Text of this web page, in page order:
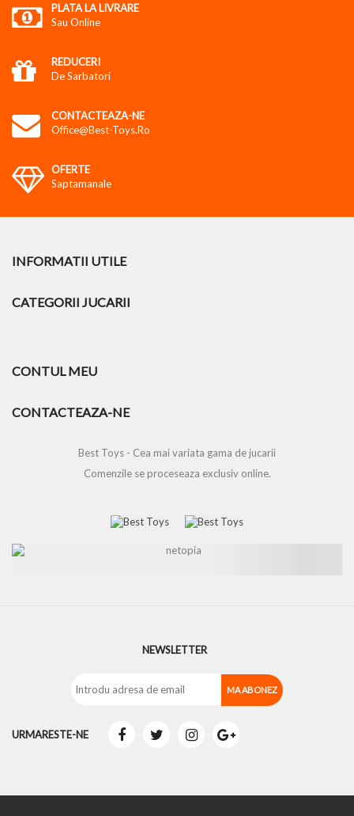
PLATA LA LIVRARE
Sau Online
REDUCERI
De Sarbatori
CONTACTEAZA-NE
Office@best-Toys.ro
OFERTE
Saptamanale
INFORMATII UTILE
CATEGORII JUCARII
CONTUL MEU
CONTACTEAZA-NE
Best Toys - Cea mai variata gama de jucarii
Comenzile se proceseaza exclusiv online.
NEWSLETTER
URMARESTE-NE